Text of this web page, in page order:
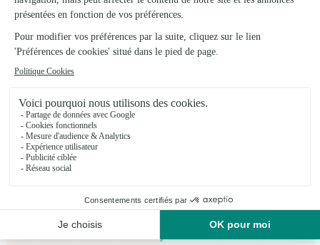
Au Parfum de Lilas
Carentoir
48 Rue de Bourienne
Voir la boutique
Ils ont fait livrer des fleurs ou une plante à